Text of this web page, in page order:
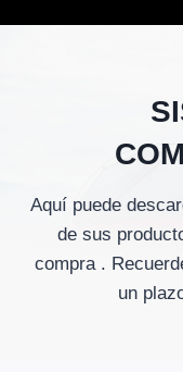
Aquí puede
de sus
compra .
un